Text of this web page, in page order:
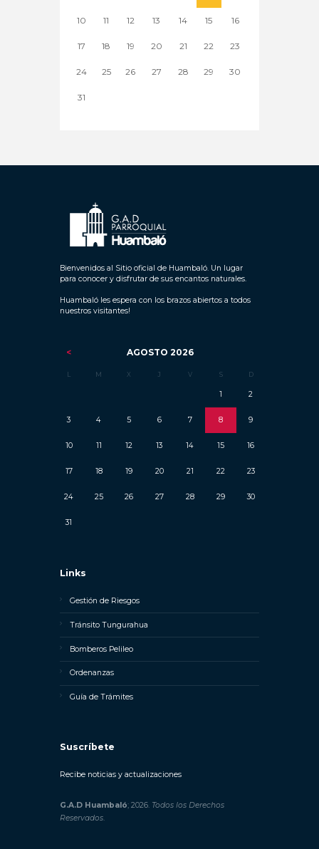
10 11 12 13 14 15 16
17 18 19 20 21 22 23
24 25 26 27 28 29 30
31
Bienvenidos al Sitio oficial de Huambaló. Un lugar
para conocer y disfrutar de sus encantos naturales.
Huambaló les espera con los brazos abiertos a todos
nuestros visitantes!
AGOSTO 2026
L M X J V S D
1 2
3 4 5 6 7 8 9
10 11 12 13 14 15 16
17 18 19 20 21 22 23
24 25 26 27 28 29 30
31
Links
Gestión de Riesgos
Tránsito Tungurahua
Bomberos Pelileo
Ordenanzas
Guía de Trámites
Suscríbete
Recibe noticias y actualizaciones
G.A.D Huambaló; 2026. Todos los Derechos
Reservados.